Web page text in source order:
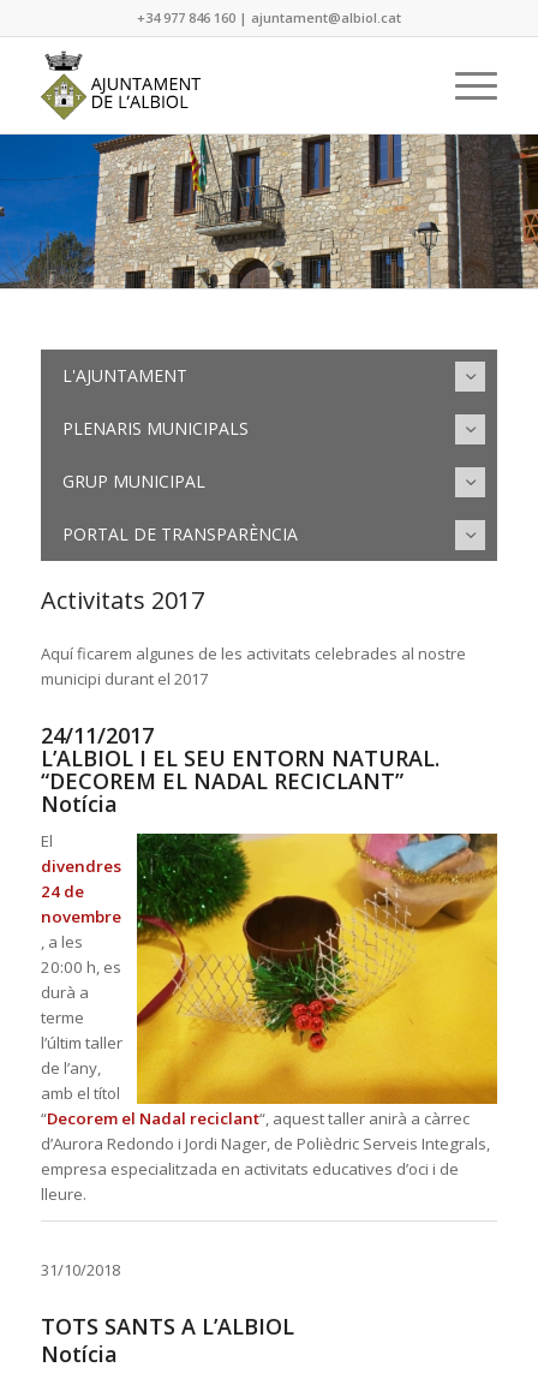
+34 977 846 160| ajuntament@albiol.cat
L'AJUNTAMENT
PLENARIS MUNICIPALS
GRUP MUNICIPAL
PORTAL DE TRANSPARÈNCIA
Activitats 2017
Aquí ficarem algunes de les activitats celebrades al nostre
municipi durant el 2017
24/11/2017
L’ALBIOL I EL SEU ENTORN NATURAL.
“DECOREM EL NADAL RECICLANT”
Notícia
El
divendres
24 de
novembre
, a les
20:00 h, es
durà a
terme
l’últim taller
de l’any,
amb el títol
“Decorem el Nadal reciclant“, aquest taller anirà a càrrec
d’Aurora Redondo i Jordi Nager, de Polièdric Serveis Integrals,
empresa especialitzada en activitats educatives d’oci i de
lleure.
31/10/2018
TOTS SANTS A L’ALBIOL
Notícia